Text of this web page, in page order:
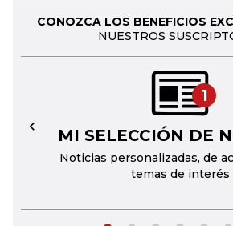
CONOZCA LOS BENEFICIOS
NUESTROS
1
MI SELECCIÓN DE
Noticias personalizadas, de
temas de interés
←